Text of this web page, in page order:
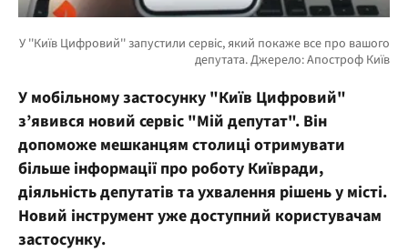
У мобільному застосунку "Київ Цифровий"
з’явився новий сервіс "Мій депутат". Він
допоможе мешканцям столиці отримувати
більше інформації про роботу Київради,
діяльність депутатів та ухвалення рішень у місті.
Новий інструмент уже доступний користувачам
застосунку.